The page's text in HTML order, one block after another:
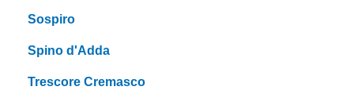
Sospiro
Spino d'Adda
Trescore Cremasco